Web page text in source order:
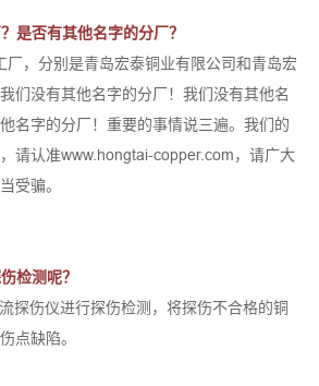
是否有其他名字的分厂？
，分别是青岛宏泰铜业有限公司和青岛宏
们没有其他名字的分厂！我们没有其他名
名字的分厂！重要的事情说三遍。我们的
请认准www.hongtai-copper.com，请广大
受骗。
检测呢？
探伤仪进行探伤检测，将探伤不合格的铜
点缺陷。